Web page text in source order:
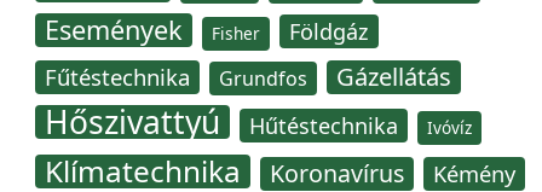
Események Fisher Földgáz
Fűtéstechnika Grundfos Gázellátás
Hőszivattyú Hűtéstechnika Ivóvíz
Klímatechnika Koronavírus Kémény